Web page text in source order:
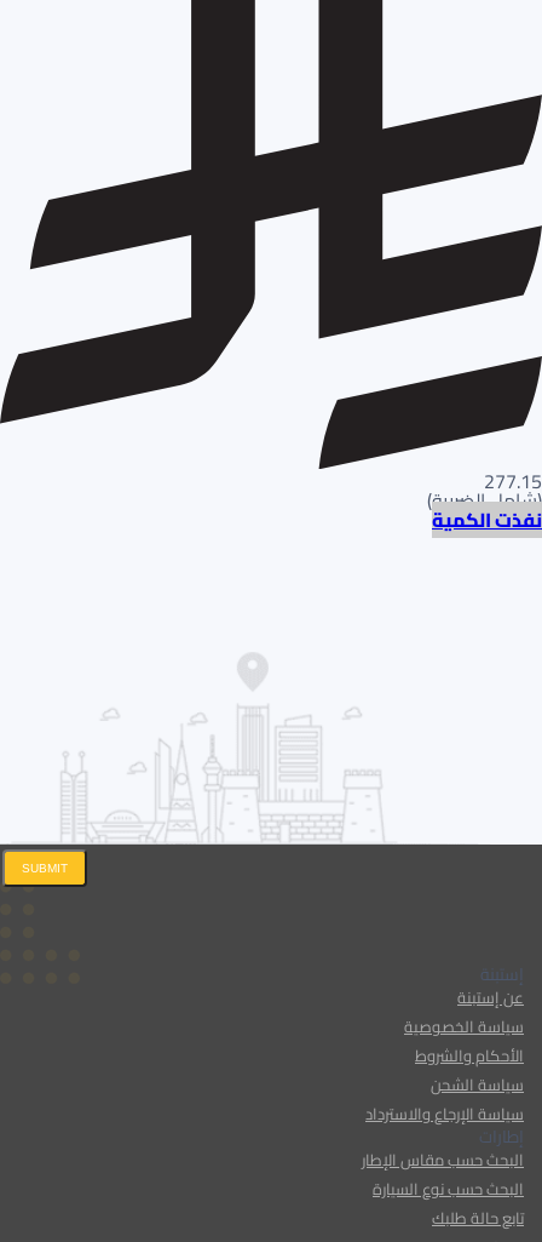
277.15
(شامل الضريبة)
نفذت الكمية
إستبنة
عن إستبنة
سياسة الخصوصية
الأحكام والشروط
سياسة الشحن
سياسة الإرجاع والاسترداد
إطارات
البحث حسب مقاس الإطار
البحث حسب نوع السيارة
تابع حالة طلبك
SUBMIT